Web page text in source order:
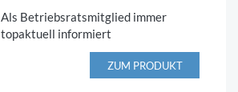
Als Betriebsratsmitglied immer
topaktuell informiert
ZUM PRODUKT